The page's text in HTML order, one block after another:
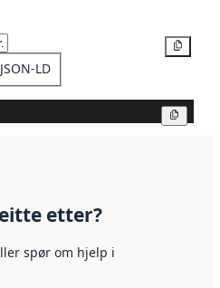
JSON-LD
etter?
spør om hjelp i